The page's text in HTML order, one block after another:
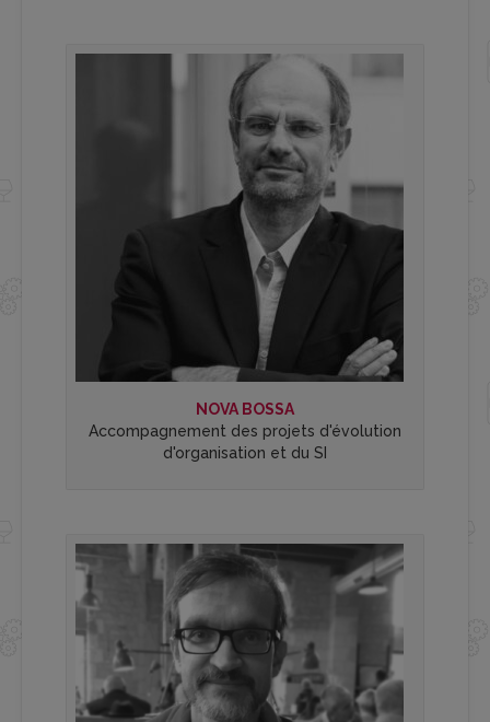
NOVA BOSSA
Accompagnement des projets d'évolution
d'organisation et du SI